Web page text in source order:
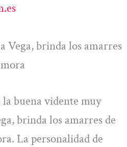
Vega, brinda los amarres
buena vidente muy
brinda los amarres de
La personalidad de